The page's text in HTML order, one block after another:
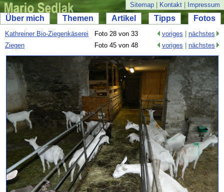
Sitemap Kontakt Impressum
Über mich Themen Artikel Tipps Fotos
Kathreiner Bio-Ziegenkäserei Foto 28 von 33 voriges
nächstes
Ziegen
Foto 45 von 48 voriges nächstes